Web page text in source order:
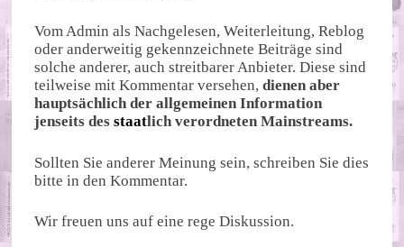
Vom Admin als Nachgelesen, Weiterleitung, Reblog
oder anderweitig gekennzeichnete Beiträge sind
solche anderer, auch streitbarer Anbieter. Diese sind
teilweise mit Kommentar versehen,dienen aber
hauptsächlich der allgemeinen Information
jenseits desstaatlich verordneten Mainstreams.
Sollten Sie anderer Meinung sein, schreiben Sie dies
bitte in den Kommentar.
Wir freuen uns auf eine rege Diskussion.